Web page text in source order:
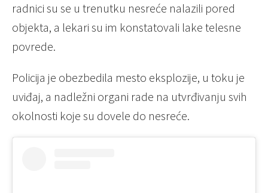
radnici su se u trenutku nesreće nalazili pored
objekta, a lekari su im konstatovali lake telesne
povrede.
Policija je obezbedila mesto eksplozije, u toku je
uviđaj, a nadležni organi rade na utvrđivanju svih
okolnosti koje su dovele do nesreće.